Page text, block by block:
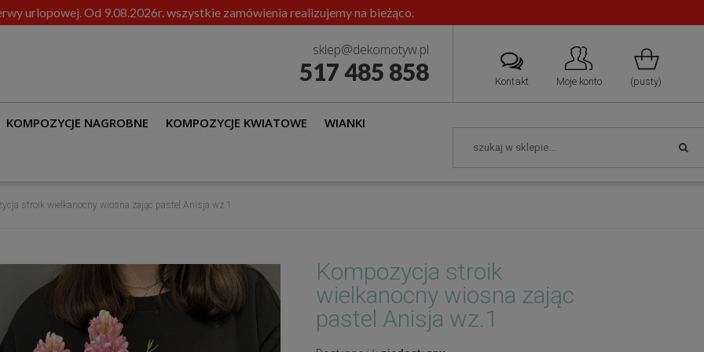
urlopowej. Od 9.08.2026r. wszystkie zamówienia realizujemy na bieżąco.
Kontakt Moje konto (pusty)
sklep@dekomotyw.pl
517 485 858
KOMPOZYCJE NAGROBNE KOMPOZYCJE KWIATOWE WIANKI
stroik wielkanocny wiosna zając pastel Anisja wz.1
Kompozycja stroik
wielkanocny wiosna zając
pastel Anisja wz.1